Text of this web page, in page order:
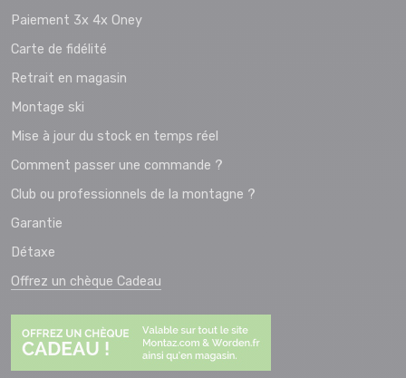
Paiement 3x 4x Oney
Carte de fidélité
Retrait en magasin
Montage ski
Mise à jour du stock en temps réel
Comment passer une commande ?
Club ou professionnels de la montagne ?
Garantie
Détaxe
Offrez un chèque Cadeau